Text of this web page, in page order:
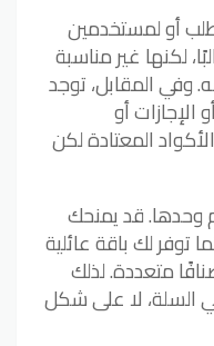
أو لمستخدمين
لكنها غير مناسبة
وفي المقابل، توجد
الإجازات أو
المعتادة لكن
وحدها. قد يمنحك
بنسبة 20%، بينما توفر لك باقة عائلية
متعددة. لذلك
السلة، لا على شكل